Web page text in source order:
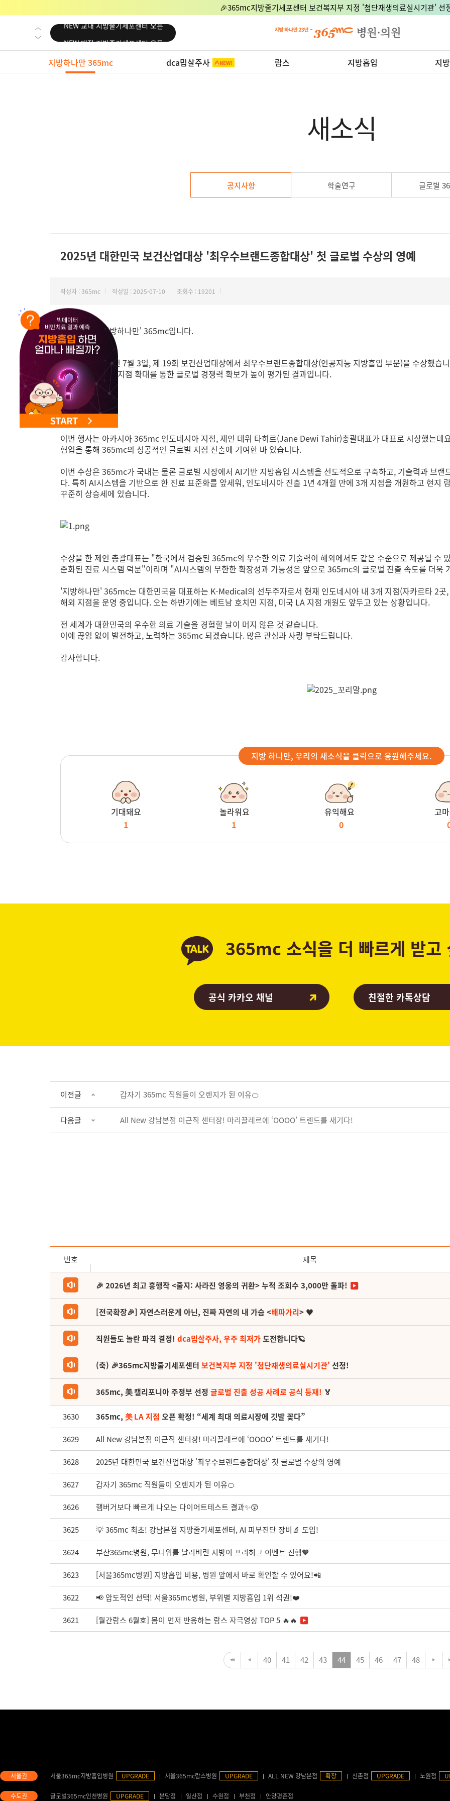
🎉365mc지방줄기세포센터 보건복지부 지정 '첨단재생의료실시기관' 선
NEW 교대 지방줄기세포센터 오픈
NEW 대전 지방줄기세포센터 오픈
NEW 노원 지방줄기세포센터 오픈
NEW 미국 LA점 오픈
지방하나만 365mc dca밉살주사 람스 지방흡입 지
새소식
공지사항 학술연구 글로벌
2025년 대한민국 보건산업대상 '최우수브랜드종합대상' 첫 글로벌 수상의 영예
작성자 : 365mc 작성일 : 2025-07-10 조회수 : 19201
안녕하세요 '지방하나만' 365mc입니다.
365mc는 2025년 7월 3일, 제 19회 보건산업대상에서 최우수브랜드종합대상(인공지능 지방흡입 부문)을 수상했습
아 · 태국 등 해외 지점 확대를 통한 글로벌 경쟁력 확보가 높이 평가된 결과입니다.
이번 행사는 아카시아 365mc 인도네시아 지점, 제인 데위 타히르(Jane Dewi Tahir)총괄대표가 대표로 시상했는데
협업을 통해 365mc의 성공적인 글로벌 지점 진출에 기여한 바 있습니다.
이번 수상은 365mc가 국내는 물론 글로벌 시장에서 AI기반 지방흡입 시스템을 선도적으로 구축하고, 기술력과 브랜
다.특히 AI시스템을 기반으로 한 진료 표준화를 앞세워, 인도네시아 진출 1년 4개월 만에 3개 지점을 개원하고 현지
꾸준히 상승세에 있습니다.
수상을 한 제인 총괄대표는 "한국에서 검증된 365mc의 우수한 의료 기술력이 해외에서도 같은 수준으로 제공될 수
준화된 진료 시스템 덕분"이라며 "AI시스템의 무한한 확장성과 가능성은 앞으로 365mc의 글로벌 진출 속도를 더
'지방하나만' 365mc는 대한민국을 대표하는 K-Medical의 선두주자로서 현재 인도네시아 내 3개 지점(자카르타 2
해외 지점을 운영 중입니다. 오는 하반기에는 베트남 호치민 지점, 미국 LA 지점 개원도 앞두고 있는 상황입니다.
전 세계가 대한민국의 우수한 의료 기술을 경험할 날이 머지 않은 것 같습니다.
이에 끊임 없이 발전하고, 노력하는 365mc 되겠습니다. 많은 관심과 사랑 부탁드립니다.
감사합니다.
지방 하나만, 우리의 새소식을 클릭으로 응원해주세요.
기대돼요
1
놀라워요
1
유익해요
0
고
365mc 소식을 더 빠르게 받고
공식 카카오 채널 친절한 카톡상담
이전글 갑자기 365mc 직원들이 오렌지가 된 이유🍊
다음글 All New 강남본점 이근직 센터장! 마리끌레르에 ‘OOOO’ 트렌드를 새기다!
번호 제목
🎉 2026년 최고 흥행작 <줄지: 사라진 영웅의 귀환> 누적 조회수 3,000만 돌파!
[전국확장🎉] 자연스러운게 아닌, 진짜 자연의 내 가슴 <배파가리> ♥
직원들도 놀란 파격 결정! dca밉살주사, 우주 최저가도전합니다🪐
(축) 🎉365mc지방줄기세포센터 보건복지부 지정 '첨단재생의료실시기관' 선정!
365mc, 美 캘리포니아 주정부 선정 글로벌 진출 성공 사례로 공식 등재! 🏅
3630 365mc, 美 LA 지점 오픈 확정! “세계 최대 의료시장에 깃발 꽂다”
3629 All New 강남본점 이근직 센터장! 마리끌레르에 ‘OOOO’ 트렌드를 새기다!
3628 2025년 대한민국 보건산업대상 '최우수브랜드종합대상' 첫 글로벌 수상의 영예
3627 갑자기 365mc 직원들이 오렌지가 된 이유🍊
3626 햄버거보다 빠르게 나오는 다이어트테스트 결과✨😲
3625 💡 365mc 최초! 강남본점 지방줄기세포센터, AI 피부진단 장비🔬 도입!
3624 부산365mc병원, 무더위를 날려버린 지방이 프리허그 이벤트 진행🧡
3623 [서울365mc병원] 지방흡입 비용, 병원 앞에서 바로 확인할 수 있어요!📲
3622 📢 압도적인 선택! 서울365mc병원, 부위별 지방흡입 1위 석권!❤️
3621 [월간람스 6월호] 몸이 먼저 반응하는 람스 자극영상 TOP 5 🔥🔥
40 41 42 43 44 45 46 47 48
서울365mc지방흡입병원 UPGRADE 서울365mc람스병원 UPGRADE ALL NEW 강남본점 확장 신촌점 UPGRADE 노원점
글로벌365mc인천병원 UPGRADE 분당점 일산점 수원점 부천점 안양평촌점